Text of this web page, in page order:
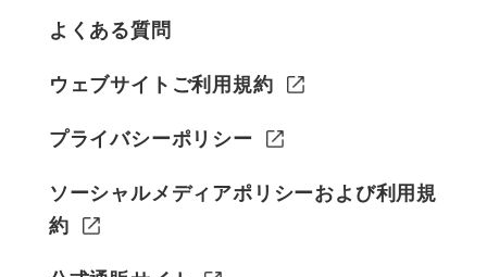
よくある質問
ウェブサイトご利用規約
プライバシーポリシー
ソーシャルメディアポリシーおよび利用規
約